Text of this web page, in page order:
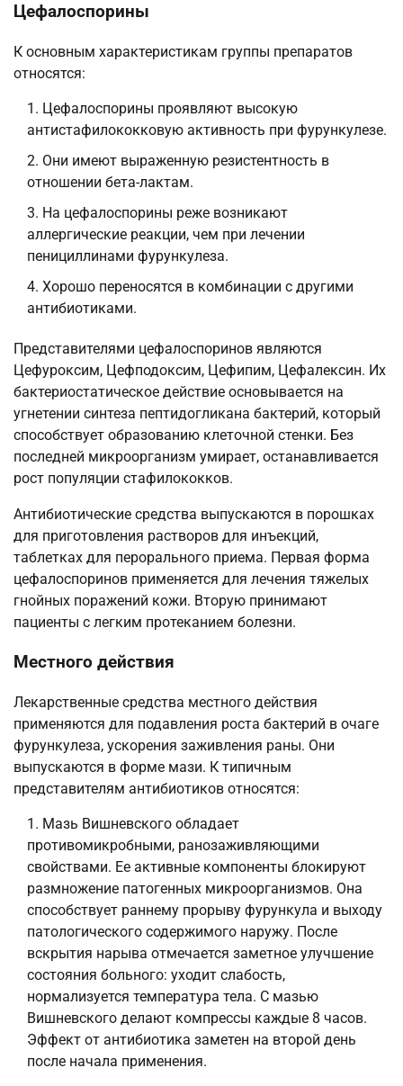
Цефалоспорины
К основным характеристикам группы препаратов
относятся:
Цефалоспорины проявляют высокую
антистафилококковую активность при фурункулезе.
Они имеют выраженную резистентность в
отношении бета-лактам.
На цефалоспорины реже возникают
аллергические реакции, чем при лечении
пенициллинами фурункулеза.
Хорошо переносятся в комбинации с другими
антибиотиками.
Представителями цефалоспоринов являются
Цефуроксим, Цефподоксим, Цефипим, Цефалексин. Их
бактериостатическое действие основывается на
угнетении синтеза пептидогликана бактерий, который
способствует образованию клеточной стенки. Без
последней микроорганизм умирает, останавливается
рост популяции стафилококков.
Антибиотические средства выпускаются в порошках
для приготовления растворов для инъекций,
таблетках для перорального приема. Первая форма
цефалоспоринов применяется для лечения тяжелых
гнойных поражений кожи. Вторую принимают
пациенты с легким протеканием болезни.
Местного действия
Лекарственные средства местного действия
применяются для подавления роста бактерий в очаге
фурункулеза, ускорения заживления раны. Они
выпускаются в форме мази. К типичным
представителям антибиотиков относятся:
Мазь Вишневского обладает
противомикробными, ранозаживляющими
свойствами. Ее активные компоненты блокируют
размножение патогенных микроорганизмов. Она
способствует раннему прорыву фурункула и выходу
патологического содержимого наружу. После
вскрытия нарыва отмечается заметное улучшение
состояния больного: уходит слабость,
нормализуется температура тела. С мазью
Вишневского делают компрессы каждые 8 часов.
Эффект от антибиотика заметен на второй день
после начала применения.